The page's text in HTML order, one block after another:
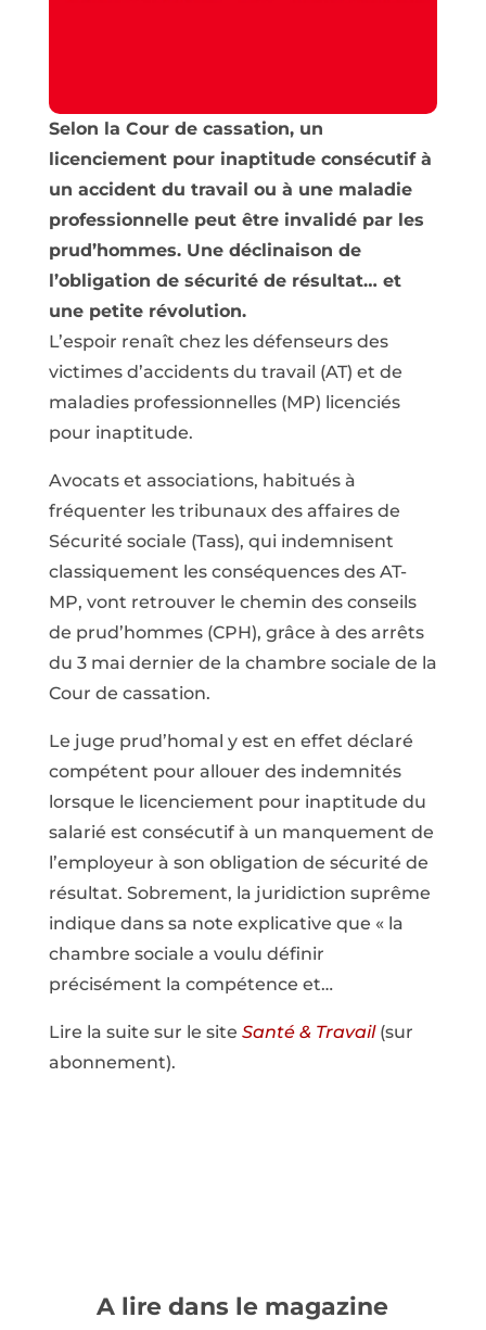
Selon la Cour de cassation, un
licenciement pour inaptitude consécutif à
un accident du travail ou à une maladie
professionnelle peut être invalidé par les
prud’hommes. Une déclinaison de
l’obligation de sécurité de résultat… et
une petite révolution.
L’espoir renaît chez les défenseurs des
victimes d’accidents du travail (AT) et de
maladies professionnelles (MP) licenciés
pour inaptitude.
Avocats et associations, habitués à
fréquenter les tribunaux des affaires de
Sécurité sociale (Tass), qui indemnisent
classiquement les conséquences des AT-
MP, vont retrouver le chemin des conseils
de prud’hommes (CPH), grâce à des arrêts
du 3 mai dernier de la chambre sociale de la
Cour de cassation.
Le juge prud’homal y est en effet déclaré
compétent pour allouer des indemnités
lorsque le licenciement pour inaptitude du
salarié est consécutif à un manquement de
l’employeur à son obligation de sécurité de
résultat. Sobrement, la juridiction suprême
indique dans sa note explicative que « la
chambre sociale a voulu définir
précisément la compétence et…
Lire la suite sur le site Santé & Travail(sur
abonnement).
A lire dans le magazine